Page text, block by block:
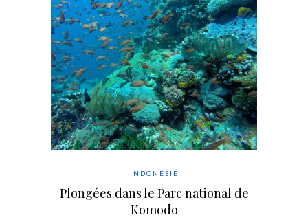
INDONÉSIE
Plongées dans le Parc national de
Komodo